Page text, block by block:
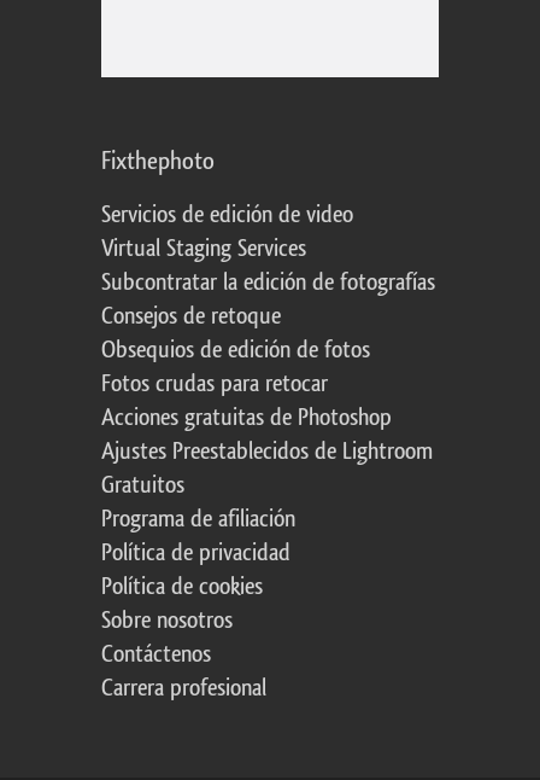
Fixthephoto
Servicios de edición de video
Virtual Staging Services
Subcontratar la edición de fotografías
Consejos de retoque
Obsequios de edición de fotos
Fotos crudas para retocar
Acciones gratuitas de Photoshop
Ajustes Preestablecidos de Lightroom
Gratuitos
Programa de afiliación
Política de privacidad
Política de cookies
Sobre nosotros
Contáctenos
Carrera profesional